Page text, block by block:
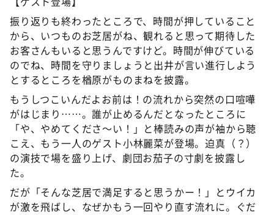
振り返りも終わったところで、時間が押していること
から、いつものお芝居がね、観れると思って期待した
お客さんもいると思うんですけど。時間が伸びている
のでね、時間を守りましょうと出井が言い進行しよう
とするところを楢原がものまねを披露。
もうしつこいんだよお前は！の流れから突然の口喧嘩
がはじまり……。誰が止めるんだとなったところに
「や、やめてくださ～い！」と棒読みの声が袖から聴
こえ、もう一人のゲスト小林麗菜が登場。迫真（？）
の演技で場を盛り上げ、劇団お茄子の寸劇を披露し
た。
だが「そんな芝居で満足すると思うかー！」とウイカ
が激を飛ばし、なぜかもう一回やり直す流れに。ぐだ